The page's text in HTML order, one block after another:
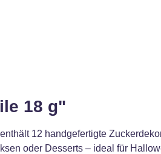
18 g"
12 handgefertigte
oder Desserts – ideal für